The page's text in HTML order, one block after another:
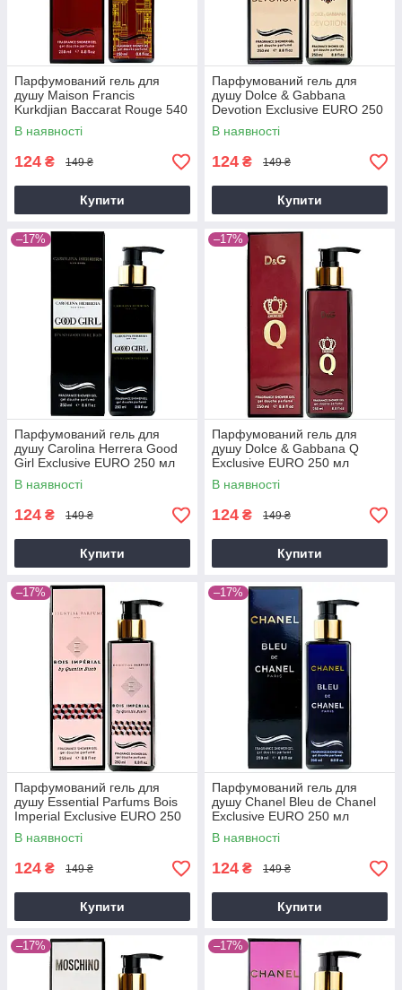
Парфумований гель для
душу Maison Francis
Kurkdjian Baccarat Rouge 540
Extrait De Parfum Exclusive
EURO 250 мл
В наявності
124 ₴ 149 ₴
Купити
Парфумований гель для
душу Dolce & Gabbana
Devotion Exclusive EURO 250
мл
В наявності
124 ₴ 149 ₴
Купити
–17%
Парфумований гель для
душу Carolina Herrera Good
Girl Exclusive EURO 250 мл
В наявності
124 ₴ 149 ₴
Купити
–17%
Парфумований гель для
душу Dolce & Gabbana Q
Exclusive EURO 250 мл
В наявності
124 ₴ 149 ₴
Купити
–17%
Парфумований гель для
душу Essential Parfums Bois
Imperial Exclusive EURO 250
мл
В наявності
124 ₴ 149 ₴
Купити
–17%
Парфумований гель для
душу Chanel Bleu de Chanel
Exclusive EURO 250 мл
В наявності
124 ₴ 149 ₴
Купити
–17% –17%